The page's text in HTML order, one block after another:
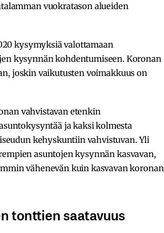
vuokratason alueiden
kysymyksiä valottamaan
kysynnän kohdentumiseen. Koronan
joskin vaikutusten voimakkuus on
vahvistavan etenkin
ja kaksi kolmesta
kehyskuntiin vahvistuvan. Yli
asuntojen kysynnän kasvavan,
vähenevän kuin kasvavan koronan
tonttien saatavuus